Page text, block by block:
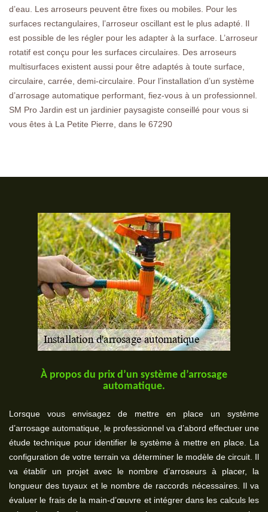
d’eau. Les arroseurs peuvent être fixes ou mobiles. Pour les
surfaces rectangulaires, l’arroseur oscillant est le plus adapté. Il
est possible de les régler pour les adapter à la surface. L’arroseur
rotatif est conçu pour les surfaces circulaires. Des arroseurs
multisurfaces existent aussi pour être adaptés à toute surface,
circulaire, carrée, demi-circulaire. Pour l’installation d’un système
d’arrosage automatique performant, fiez-vous à un professionnel.
SM Pro Jardin est un jardinier paysagiste conseillé pour vous si
vous êtes à La Petite Pierre, dans le 67290
À propos du prix d’un système d’arrosage
automatique.
Lorsque vous envisagez de mettre en place un système
d’arrosage automatique, le professionnel va d’abord effectuer une
étude technique pour identifier le système à mettre en place. La
configuration de votre terrain va déterminer le modèle de circuit. Il
va établir un projet avec le nombre d’arroseurs à placer, la
longueur des tuyaux et le nombre de raccords nécessaires. Il va
évaluer le frais de la main-d’œuvre et intégrer dans les calculs les